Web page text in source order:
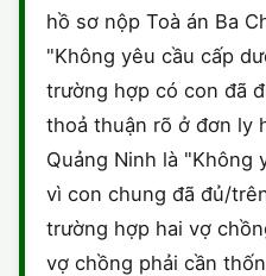
CHỨNG NHẬN HACCP
hồ sơ nộp Toà án Ba
"Không yêu cầu cấp
trường hợp có con đã
thoả thuận rõ ở đơn ly
Quảng Ninh là "Không
vì con chung đã đủ/
trường hợp hai vợ
vợ chồng phải cần